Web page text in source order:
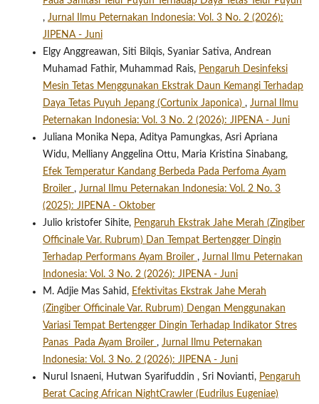
, Jurnal Ilmu Peternakan Indonesia: Vol. 3 No. 2 (2026):
JIPENA - Juni
Elgy Anggreawan, Siti Bilqis, Syaniar Sativa, Andrean
Muhamad Fathir, Muhammad Rais, Pengaruh Desinfeksi
Mesin Tetas Menggunakan Ekstrak Daun Kemangi Terhadap
Daya Tetas Puyuh Jepang (Cortunix Japonica) , Jurnal Ilmu
Peternakan Indonesia: Vol. 3 No. 2 (2026): JIPENA - Juni
Juliana Monika Nepa, Aditya Pamungkas, Asri Apriana
Widu, Melliany Anggelina Ottu, Maria Kristina Sinabang,
Efek Temperatur Kandang Berbeda Pada Perfoma Ayam
Broiler , Jurnal Ilmu Peternakan Indonesia: Vol. 2 No. 3
(2025): JIPENA - Oktober
Julio kristofer Sihite, Pengaruh Ekstrak Jahe Merah (Zingiber
Officinale Var. Rubrum) Dan Tempat Bertengger Dingin
Terhadap Performans Ayam Broiler , Jurnal Ilmu Peternakan
Indonesia: Vol. 3 No. 2 (2026): JIPENA - Juni
M. Adjie Mas Sahid, Efektivitas Ekstrak Jahe Merah
(Zingiber Officinale Var. Rubrum) Dengan Menggunakan
Variasi Tempat Bertengger Dingin Terhadap Indikator Stres
Panas Pada Ayam Broiler , Jurnal Ilmu Peternakan
Indonesia: Vol. 3 No. 2 (2026): JIPENA - Juni
Nurul Isnaeni, Hutwan Syarifuddin , Sri Novianti, Pengaruh
Berat Cacing African NightCrawler (Eudrilus Eugeniae)